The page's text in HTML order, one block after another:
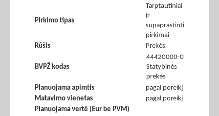
Pirkimo tipas
Tarptautiniai
ir
supaprastinti
pirkimai
Rūšis
Prekės
BVPŽ kodas
44420000-0
Statybinės
prekės
Planuojama apimtis
pagal poreikį
Matavimo vienetas
pagal poreikį
Planuojama vertė (Eur be PVM)